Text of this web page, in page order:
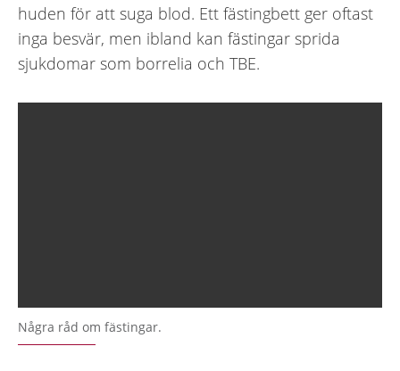
huden för att suga blod. Ett fästingbett ger oftast
inga besvär, men ibland kan fästingar sprida
sjukdomar som borrelia och TBE.
Några råd om fästingar.